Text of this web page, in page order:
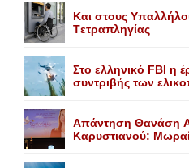
Kαι στους
Tετραπληγίας
Στο ελληνικό FBI η
συντριβής των
Aπάντηση Θανάση
Kαρυστιανού: